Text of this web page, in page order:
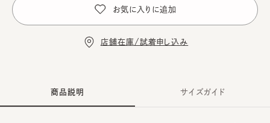
お気に入りに追加
店舗在庫/試着申し込み
商品説明 サイズガイド